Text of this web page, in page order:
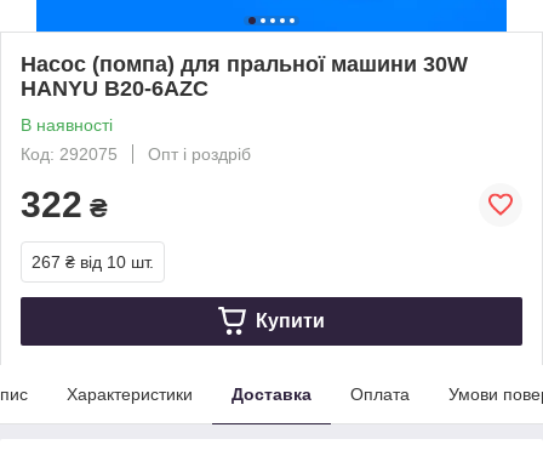
Насос (помпа) для пральної машини 30W
HANYU B20-6AZC
В наявності
Код: 292075
Опт і роздріб
322 ₴
267 ₴ від 10 шт.
Купити
Характеристики Доставка Оплата Умови